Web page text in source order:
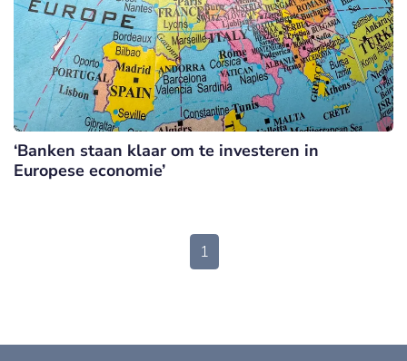
‘Banken staan klaar om te investeren in
Europese economie’
1